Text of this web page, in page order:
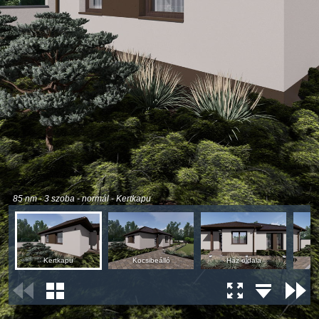
85 nm - 3 szoba - normál - Kertkapu
Kertkapu Kocsibeálló Ház oldala